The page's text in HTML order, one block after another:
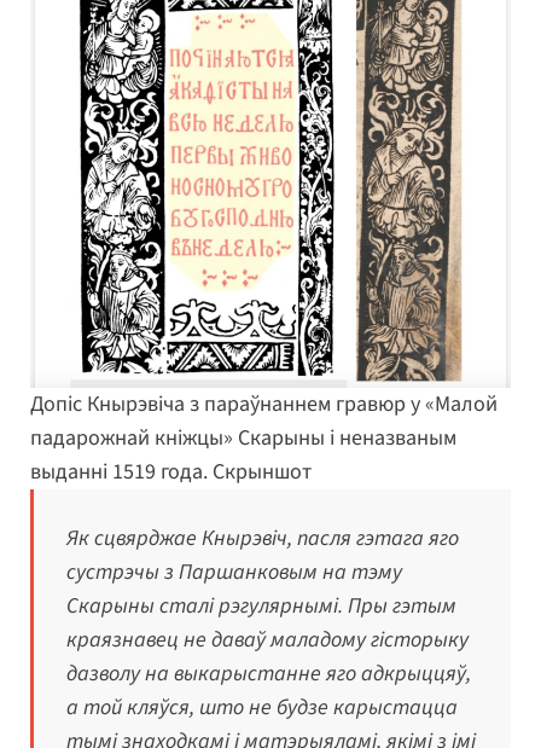
Допіс Кнырэвіча з параўнаннем гравюр у «Малой
падарожнай кніжцы» Скарыны і неназваным
выданні 1519 года. Скрыншот
Як сцвярджае Кнырэвіч, пасля гэтага яго
сустрэчы з Паршанковым на тэму
Скарыны сталі рэгулярнымі. Пры гэтым
краязнавец не даваў маладому гісторыку
дазволу на выкарыстанне яго адкрыццяў,
а той кляўся, што не будзе карыстацца
тымі знаходкамі і матэрыяламі, якімі з імі